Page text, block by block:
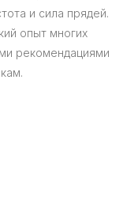
и сила прядей.
опыт многих
рекомендациями